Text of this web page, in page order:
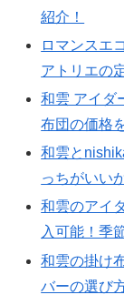
紹介！
ロマンスエ
アトリエの
和雲 アイダ
布団の価格
和雲と
っちがいい
和雲のアイ
入可能！季
和雲の掛け
バーの選び